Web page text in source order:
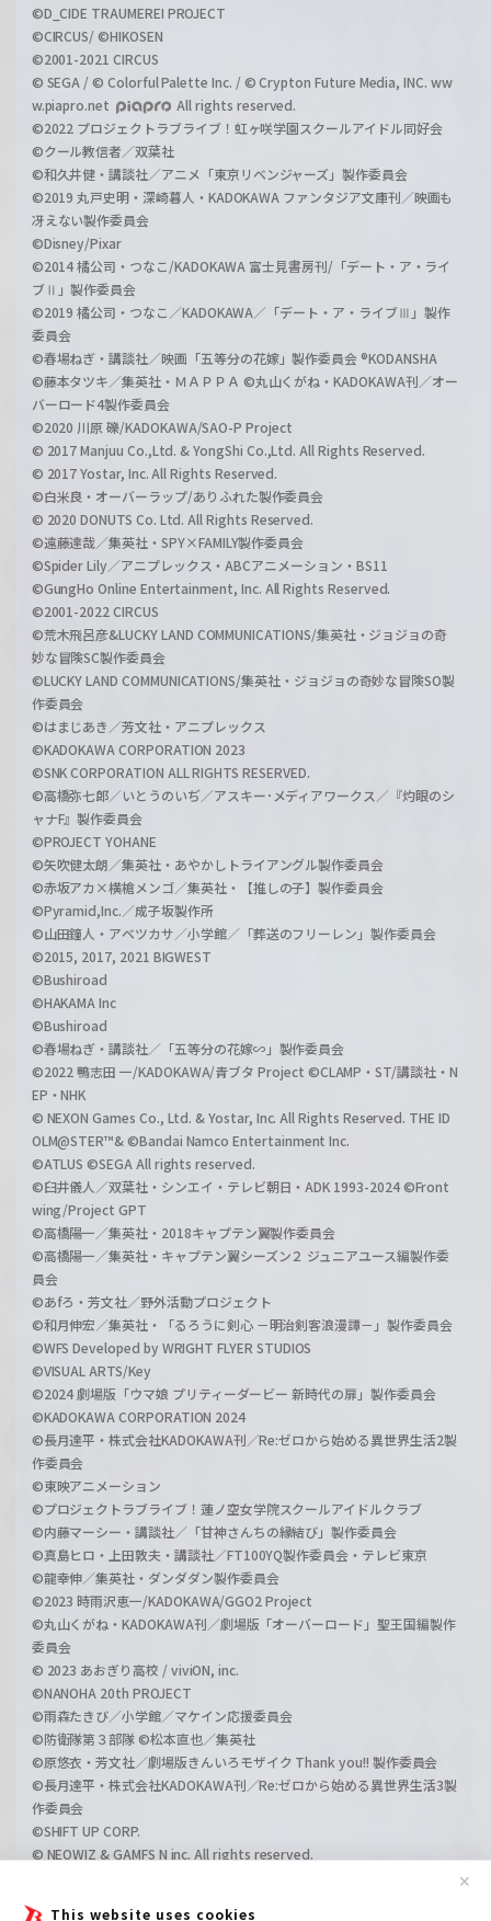
This website uses cookies
✕
©D_CIDE TRAUMEREI PROJECT
©CIRCUS/ ©HIKOSEN
©2001-2021 CIRCUS
© SEGA / © Colorful Palette Inc. / © Crypton Future Media, INC. ww
w.piapro.net
All rights reserved.
©2022 プロジェクトラブライブ！虹ヶ咲学園スクールアイドル同好会
©クール教信者／双葉社
©和久井健・講談社／アニメ「東京リベンジャーズ」製作委員会
©2019 丸戸史明・深崎暮人・KADOKAWA ファンタジア文庫刊／映画も
冴えない製作委員会
©Disney/Pixar
©2014 橘公司・つなこ/KADOKAWA 富士見書房刊/「デート・ア・ライ
ブⅡ」製作委員会
©2019 橘公司・つなこ／KADOKAWA／「デート・ア・ライブⅢ」製作
委員会
©春場ねぎ・講談社／映画「五等分の花嫁」製作委員会 ®KODANSHA
©藤本タツキ／集英社・ＭＡＰＰＡ ©丸山くがね・KADOKAWA刊／オー
バーロード4製作委員会
©2020 川原 礫/KADOKAWA/SAO-P Project
© 2017 Manjuu Co.,Ltd. & YongShi Co.,Ltd. All Rights Reserved.
© 2017 Yostar, Inc. All Rights Reserved.
©白米良・オーバーラップ/ありふれた製作委員会
© 2020 DONUTS Co. Ltd. All Rights Reserved.
©遠藤達哉／集英社・SPY×FAMILY製作委員会
©Spider Lily／アニプレックス・ABCアニメーション・BS11
©GungHo Online Entertainment, Inc. All Rights Reserved.
©2001-2022 CIRCUS
©荒木飛呂彦&LUCKY LAND COMMUNICATIONS/集英社・ジョジョの奇
妙な冒険SC製作委員会
©LUCKY LAND COMMUNICATIONS/集英社・ジョジョの奇妙な冒険SO製
作委員会
©はまじあき／芳文社・アニプレックス
©KADOKAWA CORPORATION 2023
©SNK CORPORATION ALL RIGHTS RESERVED.
©高橋弥七郎／いとうのいぢ／アスキー･メディアワークス／『灼眼のシ
ャナF』製作委員会
©PROJECT YOHANE
©矢吹健太朗／集英社・あやかしトライアングル製作委員会
©赤坂アカ×横槍メンゴ／集英社・【推しの子】製作委員会
©Pyramid,Inc.／成子坂製作所
©山田鐘人・アベツカサ／小学館／「葬送のフリーレン」製作委員会
©2015, 2017, 2021 BIGWEST
©Bushiroad
©HAKAMA Inc
©Bushiroad
©春場ねぎ・講談社／「五等分の花嫁∽」製作委員会
©2022 鴨志田 一/KADOKAWA/青ブタ Project ©CLAMP・ST/講談社・N
EP・NHK
© NEXON Games Co., Ltd. & Yostar, Inc. All Rights Reserved. THE ID
OLM@STER™& ©Bandai Namco Entertainment Inc.
©ATLUS ©SEGA All rights reserved.
©臼井儀人／双葉社・シンエイ・テレビ朝日・ADK 1993-2024 ©Front
wing/Project GPT
©高橋陽一／集英社・2018キャプテン翼製作委員会
©高橋陽一／集英社・キャプテン翼シーズン２ ジュニアユース編製作委
員会
©あfろ・芳文社／野外活動プロジェクト
©和月伸宏／集英社・「るろうに剣心 －明治剣客浪漫譚－」製作委員会
©WFS Developed by WRIGHT FLYER STUDIOS
©VISUAL ARTS/Key
©2024 劇場版「ウマ娘 プリティーダービー 新時代の扉」製作委員会
©KADOKAWA CORPORATION 2024
©長月達平・株式会社KADOKAWA刊／Re:ゼロから始める異世界生活2製
作委員会
©東映アニメーション
©プロジェクトラブライブ！蓮ノ空女学院スクールアイドルクラブ
©内藤マーシー・講談社／「甘神さんちの縁結び」製作委員会
©真島ヒロ・上田敦夫・講談社／FT100YQ製作委員会・テレビ東京
©龍幸伸／集英社・ダンダダン製作委員会
©2023 時雨沢恵一/KADOKAWA/GGO2 Project
©丸山くがね・KADOKAWA刊／劇場版「オーバーロード」聖王国編製作
委員会
© 2023 あおぎり高校 / viviON, inc.
©NANOHA 20th PROJECT
©雨森たきび／小学館／マケイン応援委員会
©防衛隊第３部隊 ©松本直也／集英社
©原悠衣・芳文社／劇場版きんいろモザイク Thank you!! 製作委員会
©長月達平・株式会社KADOKAWA刊／Re:ゼロから始める異世界生活3製
作委員会
©SHIFT UP CORP.
© NEOWIZ & GAMFS N inc. All rights reserved.